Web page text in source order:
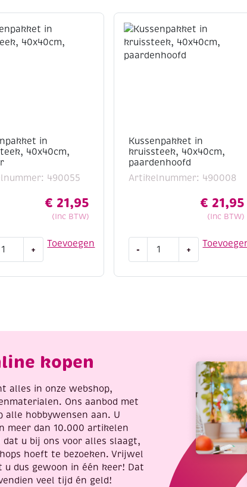
in
40x40cm,
490055
€ 21,95
(Inc BTW)
Toevoegen
+
Kussenpakket in
kruissteek, 40x40cm,
paardenhoofd
Artikelnummer: 490008
€ 21,95
(Inc BTW)
- +
kopen
alles in onze webshop,
Ons aanbod met
alle hobbywensen aan. U
meer dan 10.000 artikelen
u bij ons voor alles slaagt,
hoeft te bezoeken. Vrijwel
dus gewoon in één keer! Dat
veel tijd én geld!